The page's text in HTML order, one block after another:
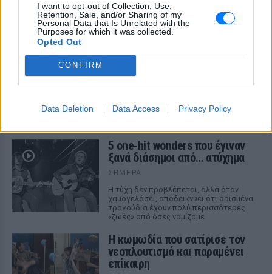
I want to opt-out of Collection, Use,
Retention, Sale, and/or Sharing of my
Personal Data that Is Unrelated with the
Purposes for which it was collected.
Opted Out
CONFIRM
Data Deletion Data Access Privacy Policy
ΔΕΙΤΕ ΕΠΙΣΗΣ
ΣΤΗΝ ΙΔΙΑ ΚΑΤΗΓΟΡΙΑ
5 one‑hit wonders που έγιναν
ξανά διάσημοι από… ατύχημα
ΣΉΜΕΡΑ
Η τύχη δεν προβλέπεται, αλλά όταν
χαμογελάσει, αποδεικνύει ότι ορισμένα
τραγούδια έχουν πολύ περισσότερες
«ζωές» από όσες νομίζαμε
Η κωμωδία που σατίρισε τον
νεοπλουτισμό και παραμένει
επίκαιρη